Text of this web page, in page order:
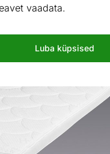
vaadata.
Luba küpsised